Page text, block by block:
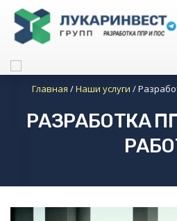
Главная /Наши услуги /
РАЗРАБОТКА